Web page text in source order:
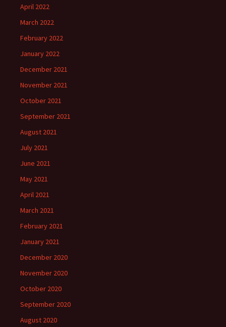
April 2022
March 2022
February 2022
January 2022
December 2021
November 2021
October 2021
September 2021
August 2021
July 2021
June 2021
May 2021
April 2021
March 2021
February 2021
January 2021
December 2020
November 2020
October 2020
September 2020
August 2020